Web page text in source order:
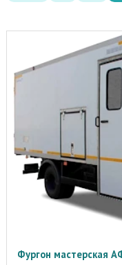
Фургон мастерская